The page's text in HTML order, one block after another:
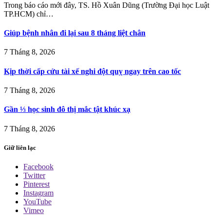
Trong báo cáo mới đây, TS. Hồ Xuân Dũng (Trường Đại học Luật
TP.HCM) chỉ…
Giúp bệnh nhân đi lại sau 8 tháng liệt chân
7 Tháng 8, 2026
Kịp thời cấp cứu tài xế nghi đột quỵ ngay trên cao tốc
7 Tháng 8, 2026
Gần ⅓ học sinh đô thị mắc tật khúc xạ
7 Tháng 8, 2026
Giữ liên lạc
Facebook
Twitter
Pinterest
Instagram
YouTube
Vimeo